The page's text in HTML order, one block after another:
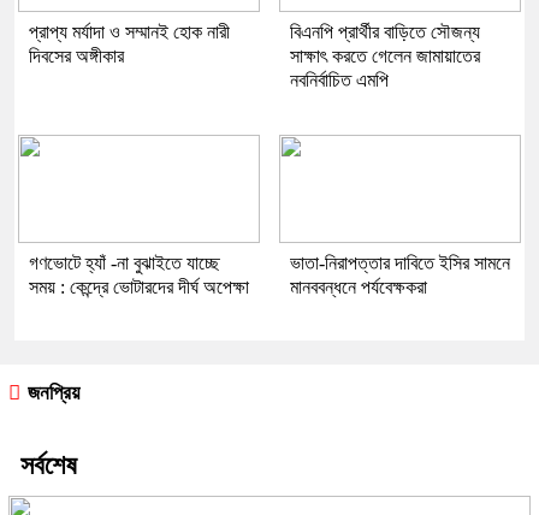
প্রাপ্য মর্যাদা ও সম্মানই হোক নারী
দিবসের অঙ্গীকার
বিএনপি প্রার্থীর বাড়িতে সৌজন্য
সাক্ষাৎ করতে গেলেন জামায়াতের
নবনির্বাচিত এমপি
গণভোটে হ্যাঁ -না বুঝাইতে যাচ্ছে
সময় : কেন্দ্রে ভোটারদের দীর্ঘ অপেক্ষা
ভাতা-নিরাপত্তার দাবিতে ইসির সামনে
মানববন্ধনে পর্যবেক্ষকরা
জনপ্রিয়
সর্বশেষ